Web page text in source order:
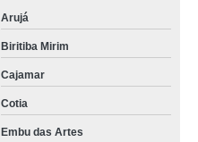
Arujá
Biritiba Mirim
Cajamar
Cotia
Embu das Artes